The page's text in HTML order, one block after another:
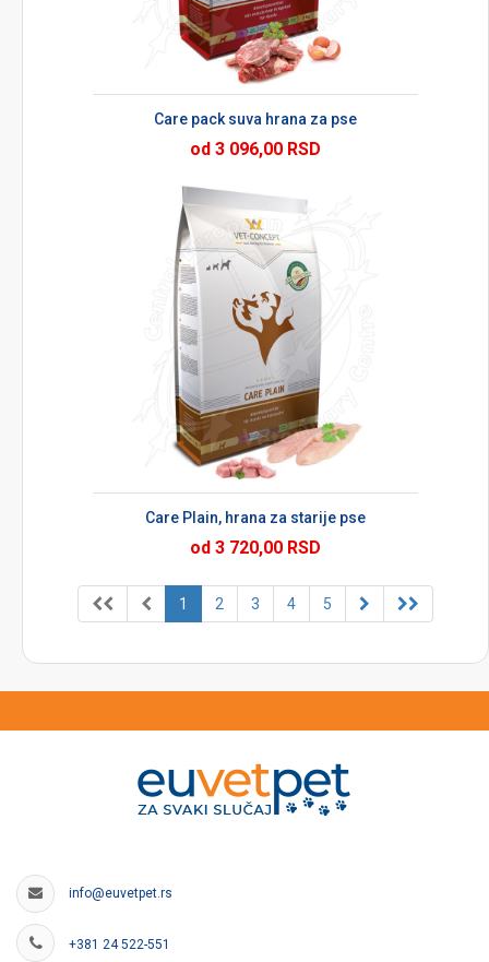
Care pack suva hrana za pse
od 3 096,00 RSD
Care Plain, hrana za starije pse
od 3 720,00 RSD
1 2 3 4 5
info@euvetpet.rs
+381 24 522-551